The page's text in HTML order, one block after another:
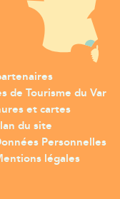
de Tourisme du Var
et cartes
du site
Personnelles
légales